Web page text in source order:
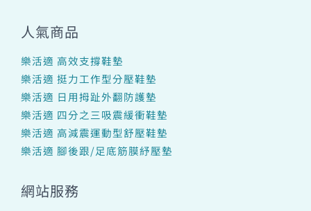
人氣商品
樂活適 高效支撐鞋墊
樂活適 挺力工作型分壓鞋墊
樂活適 日用拇趾外翻防護墊
樂活適 四分之三吸震緩衝鞋墊
樂活適 高減震運動型舒壓鞋墊
樂活適 腳後跟/足底筋膜紓壓墊
網站服務